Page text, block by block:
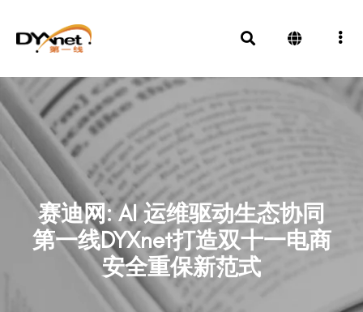
赛迪网: AI 运维驱动生态协同
第一线DYXnet打造双十一电商
安全重保新范式